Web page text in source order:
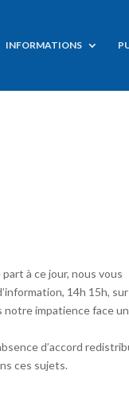
INFORMATIONS
à ce jour, nous vous
14h 15h, sur
notre impatience face
d’accord
ces sujets.